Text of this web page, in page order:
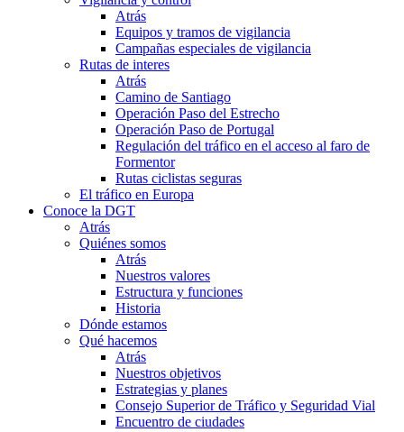
Atrás
Equipos y tramos de vigilancia
Campañas especiales de vigilancia
Rutas de interes
Atrás
Camino de Santiago
Operación Paso del Estrecho
Operación Paso de Portugal
Regulación del tráfico en el acceso al faro de
Formentor
Rutas ciclistas seguras
El tráfico en Europa
Conoce la DGT
Atrás
Quiénes somos
Atrás
Nuestros valores
Estructura y funciones
Historia
Dónde estamos
Qué hacemos
Atrás
Nuestros objetivos
Estrategias y planes
Consejo Superior de Tráfico y Seguridad Vial
Encuentro de ciudades